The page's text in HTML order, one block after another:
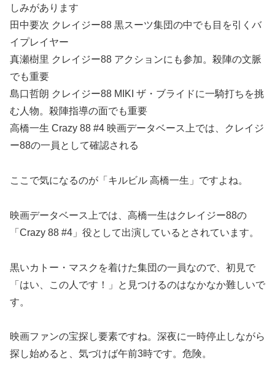
しみがあります
田中要次 クレイジー88 黒スーツ集団の中でも目を引くバ
イプレイヤー
真瀬樹里 クレイジー88 アクションにも参加。殺陣の文脈
でも重要
島口哲朗 クレイジー88 MIKI ザ・ブライドに一騎打ちを挑
む人物。殺陣指導の面でも重要
高橋一生 Crazy 88 #4 映画データベース上では、クレイジ
ー88の一員として確認される
ここで気になるのが「キルビル 高橋一生」ですよね。
映画データベース上では、高橋一生はクレイジー88の
「Crazy 88 #4」役として出演しているとされています。
黒いカトー・マスクを着けた集団の一員なので、初見で
「はい、この人です！」と見つけるのはなかなか難しいで
す。
映画ファンの宝探し要素ですね。深夜に一時停止しながら
探し始めると、気づけば午前3時です。危険。